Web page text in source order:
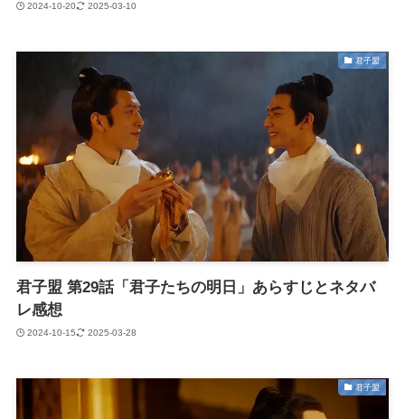
2024-10-20 2025-03-10
君子盟
君子盟 第29話「君子たちの明日」あらすじとネタバ
レ感想
2024-10-15 2025-03-28
君子盟